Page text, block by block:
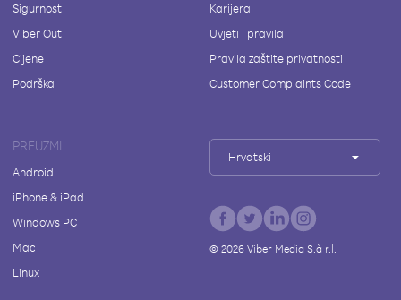
Sigurnost
Viber Out
Cijene
Podrška
Karijera
Uvjeti i pravila
Pravila zaštite privatnosti
Customer Complaints Code
PREUZMI
Android
iPhone & iPad
Windows PC
Mac
Linux
Hrvatski
© 2026Viber Media S.à r.l.